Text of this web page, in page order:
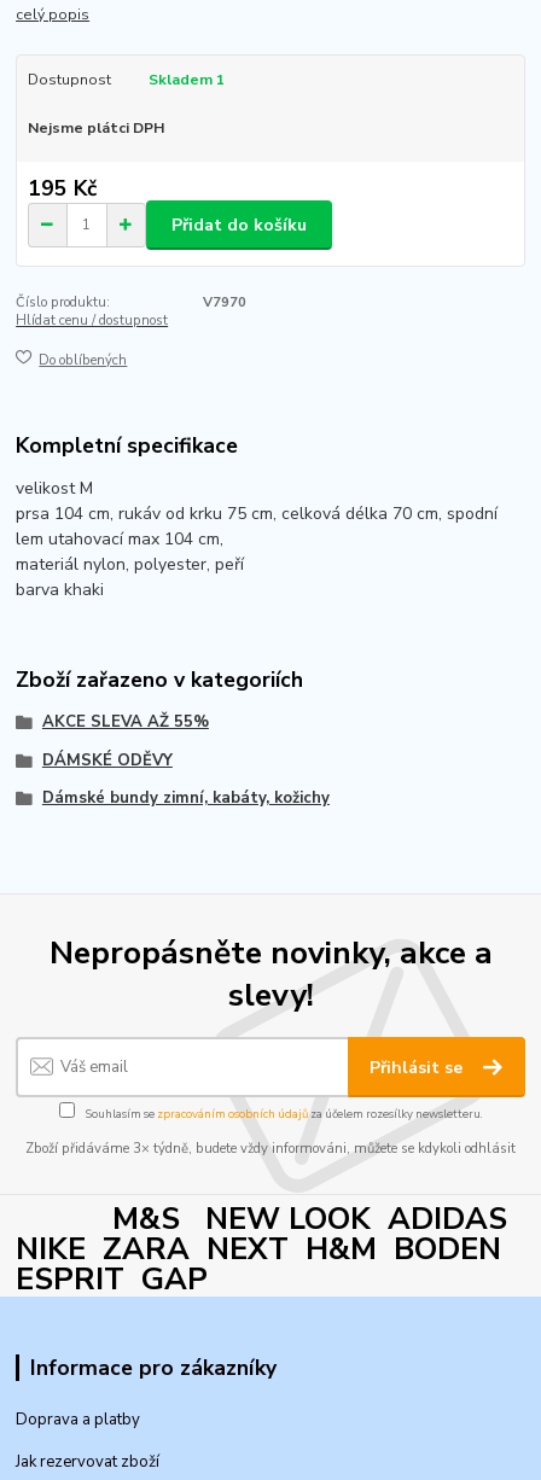
celý popis
Dostupnost Skladem 1
Nejsme plátci DPH
195 Kč
Přidat do košíku
Číslo produktu:
V7970
Hlídat cenu / dostupnost
Do oblíbených
Kompletní specifikace
velikost M
prsa 104 cm, rukáv od krku 75 cm, celková délka 70 cm, spodní
lem utahovací max 104 cm,
materiál nylon, polyester, peří
barva khaki
Zboží zařazeno v kategoriích
AKCE SLEVA AŽ 55%
DÁMSKÉ ODĚVY
Dámské bundy zimní, kabáty, kožichy
Nepropásněte novinky, akce a
slevy!
Přihlásit se
Souhlasím se zpracováním osobních údajůza účelem rozesílky newsletteru.
Zboží přidáváme 3× týdně, budete vždy informováni, můžete se kdykoli odhlásit
M&S NEW LOOK ADIDAS
NIKE ZARA NEXT H&M BODEN
ESPRIT GAP
Informace pro zákazníky
Doprava a platby
Jak rezervovat zboží